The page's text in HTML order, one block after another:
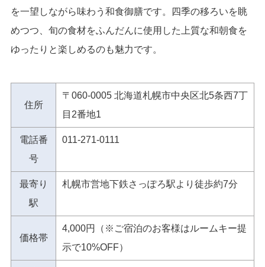
を一望しながら味わう和食御膳です。四季の移ろいを眺
めつつ、旬の食材をふんだんに使用した上質な和朝食を
ゆったりと楽しめるのも魅力です。
住所
〒060-0005 北海道札幌市中央区北5条西7丁
目2番地1
電話番
号
011-271-0111
最寄り
駅
札幌市営地下鉄さっぽろ駅より徒歩約7分
価格帯
4,000円（※ご宿泊のお客様はルームキー提
示で10%OFF）